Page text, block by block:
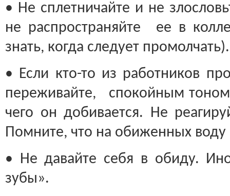
• Не сплетничайте и не
не распространяйте ее в
знать, когда следует промолчать).
• Если кто-то из работников
переживайте, спокойным тоном
чего он добивается. Не
Помните, что на обиженных воду
• Не давайте себя в обиду.
зубы».